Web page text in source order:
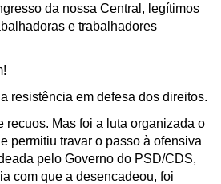
da nossa Central, legítimos
e trabalhadores
resistência em defesa dos direitos.
recuos. Mas foi a luta organizada o
permitiu travar o passo à ofensiva
pelo Governo do PSD/CDS,
com que a desencadeou, foi